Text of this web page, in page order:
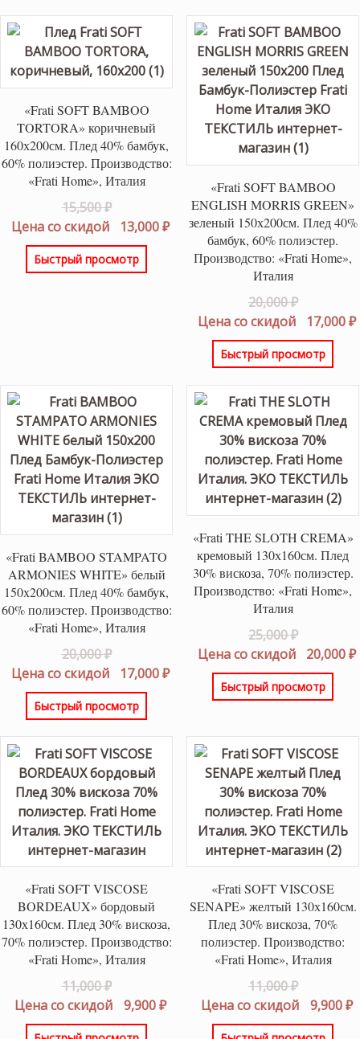
«Frati SOFT BAMBOO
TORTORA» коричневый
160х200см. Плед 40% бамбук,
60% полиэстер. Производство:
«Frati Home», Италия
15,500₽Первоначальная
цена
составляла
15,500 ₽.
Цена со скидой 13,000₽Текущая
13,000 ₽.
Быстрый просмотр
«Frati SOFT BAMBOO
ENGLISH MORRIS GREEN»
зеленый 150х200см. Плед 40%
бамбук, 60% полиэстер.
Производство: «Frati Home»,
Италия
20,000₽
цена
20,000 ₽.
Цена со скидой 17,000₽
Быстрый просмотр
«Frati BAMBOO STAMPATO
ARMONIES WHITE» белый
150х200см. Плед 40% бамбук,
60% полиэстер. Производство:
«Frati Home», Италия
20,000₽Первоначальная
цена
составляла
20,000 ₽.
Цена со скидой 17,000₽Текущая
Быстрый просмотр
«Frati THE SLOTH CREMA»
кремовый 130х160см. Плед
30% вискоза, 70% полиэстер.
Производство: «Frati Home»,
Италия
25,000₽
цена
25,000 ₽.
Цена со скидой 20,000₽
Быстрый просмотр
«Frati SOFT VISCOSE
BORDEAUX» бордовый
130х160см. Плед 30% вискоза,
70% полиэстер. Производство:
«Frati Home», Италия
11,000₽Первоначальная
цена
составляла
Цена со скидой 9,900₽Текущая
«Frati SOFT VISCOSE
SENAPE» желтый 130х160см.
Плед 30% вискоза, 70%
полиэстер. Производство:
«Frati Home», Италия
11,000₽
цена
Цена со скидой 9,900₽